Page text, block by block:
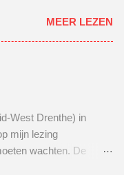
nu ook op YouTube.
nooit een
beginnen. Er lag al een
in mijn kast. Ooit
maken. Je weet wel
overal mee
dat je kralen door je
MEER LEZEN
West Drenthe) in
mijn lezing
wachten. De